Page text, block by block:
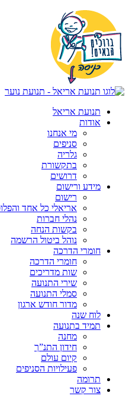
תנועת אריאל
אודות
מי אנחנו
סניפים
גלריה
בתקשורת
דרושים
מידע ורישום
רישום
אריאלי כל אחד
נהלי חברות
בקשות הנחה
נוהל ביטול הרשמה
חומרי הדרכה
חומרי הדרכה
שות מדריכים
שירי התנועה
סמלי התנועה
מדור חודש ארגון
לוח שנה
תמיד בתנועה
מחנה
חידון התנ”ך
קיום עולם
פעילויות הסניפים
תרומה
צור קשר